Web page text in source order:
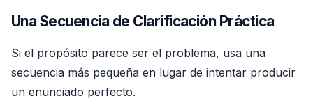
Una Secuencia de Clarificación Práctica
Si el propósito parece ser el problema, usa una
secuencia más pequeña en lugar de intentar producir
un enunciado perfecto.